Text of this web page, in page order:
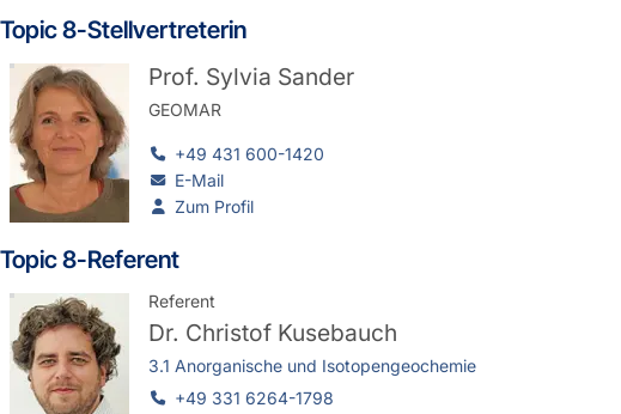
Topic 8-Stellvertreterin
Prof. Sylvia Sander
GEOMAR
+49 431 600-1420
E-Mail
Zum Profil
Topic 8-Referent
Referent
Dr. Christof Kusebauch
3.1 Anorganische und Isotopengeochemie
+49 331 6264-1798